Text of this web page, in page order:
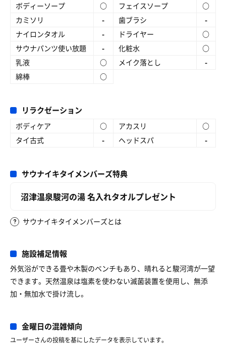
ボディーソープ
○ フェイスソープ
○
カミソリ
- 歯ブラシ
-
ナイロンタオル
- ドライヤー
○
サウナパンツ使い放題
- 化粧水
○
乳液
○ メイク落とし
-
綿棒
○
リラクゼーション
ボディケア ○ アカスリ
○
タイ古式
- ヘッドスパ -
サウナイキタイメンバーズ特典
沼津温泉駿河の湯 名入れタオルプレゼント
サウナイキタイメンバーズとは
施設補足情報
外気浴ができる畳や木製のベンチもあり、晴れると駿河湾が一望
できます。天然温泉は塩素を使わない滅菌装置を使用し、無添
加・無加水で掛け流し。
金曜日の混雑傾向
ユーザーさんの投稿を基にしたデータを表示しています。